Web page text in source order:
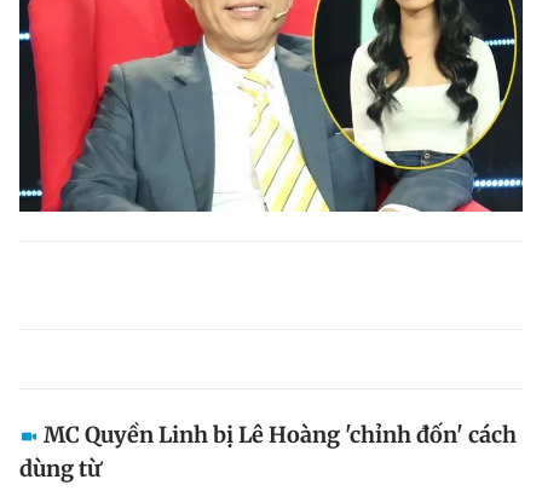
MC Quyền Linh bị Lê Hoàng 'chỉnh đốn' cách
dùng từ